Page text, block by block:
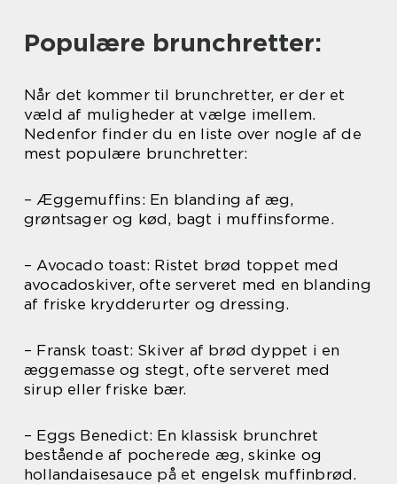
Populære brunchretter:
Når det kommer til brunchretter, er der et
væld af muligheder at vælge imellem.
Nedenfor finder du en liste over nogle af de
mest populære brunchretter:
– Æggemuffins: En blanding af æg,
grøntsager og kød, bagt i muffinsforme.
– Avocado toast: Ristet brød toppet med
avocadoskiver, ofte serveret med en blanding
af friske krydderurter og dressing.
– Fransk toast: Skiver af brød dyppet i en
æggemasse og stegt, ofte serveret med
sirup eller friske bær.
– Eggs Benedict: En klassisk brunchret
bestående af pocherede æg, skinke og
hollandaisesauce på et engelsk muffinbrød.